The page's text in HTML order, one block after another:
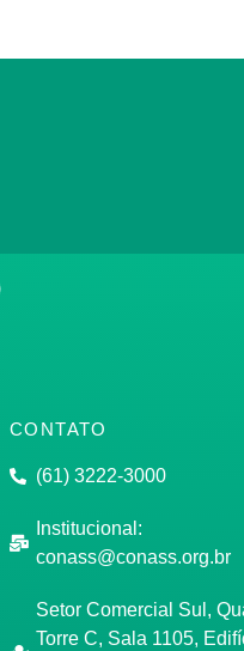
CONTATO
(61) 3222-3000
Institucional:
conass@conass.org.br
Setor Comercial Sul,
Torre C, Sala 1105,